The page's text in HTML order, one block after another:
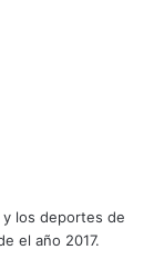
los deportes de
el año 2017.